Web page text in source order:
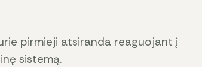
pirmieji atsiranda reaguojant į
sistemą.